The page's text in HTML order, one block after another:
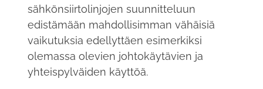
sähkönsiirtolinjojen suunnitteluun
edistämään mahdollisimman vähäisiä
vaikutuksia edellyttäen esimerkiksi
olemassa olevien johtokäytävien ja
yhteispylväiden käyttöä.